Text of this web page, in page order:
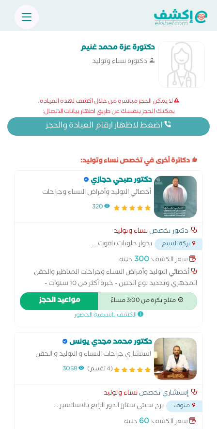
دكتورة عزة محمد غنيم
دكتورة نساء وتوليد
لا يمكن الحجز مباشرة من خلال اكشف لهذه العيادة،
يمكنك الحجز بنفسك عن طريق اظهار بيانات الاتصال:
اضغط لاظهار ارقام العيادة والحجز
دكاترة أخرى في تخصص نساء وتوليد:
دكتور صبحي حجازي
أخصائي التوليد وأمراض النساء وجراحات
المناظير والحقن المجهري
320
دكتور تخصصنساء وتوليد
بركة السبع بجوار حلويات ياقوت...
سعر الكشف:300 جنيه
أخصائي التوليد وأمراض النساء وجراحات المناظير والحقن
المجهري وتحديد نوع الجنين - خبرة أكثر من 10 سنوات -
ماجستير التوليد وأمراض النساء - زمالة الحقن المجهري
بمستشفيات برمنجهام بإنجلترا - عضو الجمعية المصرية للتدخل
الجراحي الدقيق - عضو رابطة النساء والتوليد
متاح بكرة من 3:00 مساءً مواعيد الحجز
الكشف باسبقية الحضور
دكتور محمد مجدي يونس
استشاري جراحات النساء و التوليد و الحقن
المجهري والمناظير
(4 تقييم) 3058
إستشاري تخصصنساء وتوليد
منوف برج سيتي ستارز الدور الرابع بالاسانسير...
سعر الكشف:60 جنيه